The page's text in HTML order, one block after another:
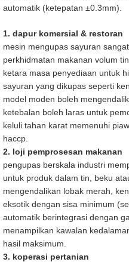
automatik (ketepatan ±0.3mm).
1. dapur komersial & restoran
mesin mengupas sayuran
perkhidmatan makanan volum
ketara masa penyediaan untuk
sayuran yang dikupas seperti
model moden boleh
ketebalan boleh laras untuk
keluli tahan karat memenuhi
haccp.
2. loji pemprosesan makanan
pengupas berskala industri
untuk produk dalam tin, beku
mengendalikan lobak merah,
eksotik dengan sisa minimum
automatik berintegrasi dengan
menampilkan kawalan
hasil maksimum.
3. koperasi pertanian